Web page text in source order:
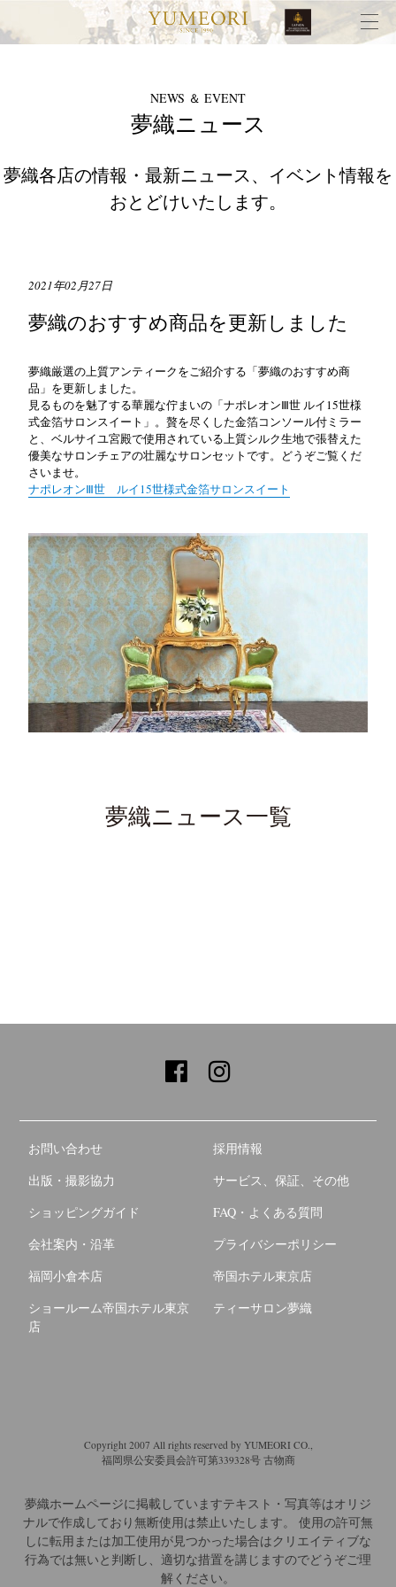
NEWS ＆ EVENT
夢織ニュース
夢織各店の情報・最新ニュース、イベント情報を
おとどけいたします。
2021年02月27日
夢織のおすすめ商品を更新しました
夢織厳選の上質アンティークをご紹介する「夢織のおすすめ商
品」を更新しました。
見るものを魅了する華麗な佇まいの「ナポレオンⅢ世 ルイ15世様
式金箔サロンスイート」。贅を尽くした金箔コンソール付ミラー
と、ベルサイユ宮殿で使用されている上質シルク生地で張替えた
優美なサロンチェアの壮麗なサロンセットです。どうぞご覧くだ
さいませ。
ナポレオンⅢ世 ルイ15世様式金箔サロンスイート
夢織ニュース一覧
お問い合わせ
採用情報
出版・撮影協力
サービス、保証、その他
ショッピングガイド
FAQ・よくある質問
会社案内・沿革
プライバシーポリシー
福岡小倉本店
帝国ホテル東京店
ショールーム帝国ホテル東京
店
ティーサロン夢織
Copyright 2007 All rights reserved by YUMEORI CO.,
福岡県公安委員会許可第339328号 古物商
夢織ホームページに掲載していますテキスト・写真等はオリジ
ナルで作成しており無断使用は禁止いたします。
使用の許可無
しに転用または加工使用が見つかった場合はクリエイティブな
行為では無いと判断し、適切な措置を講じますのでどうぞご理
解ください。